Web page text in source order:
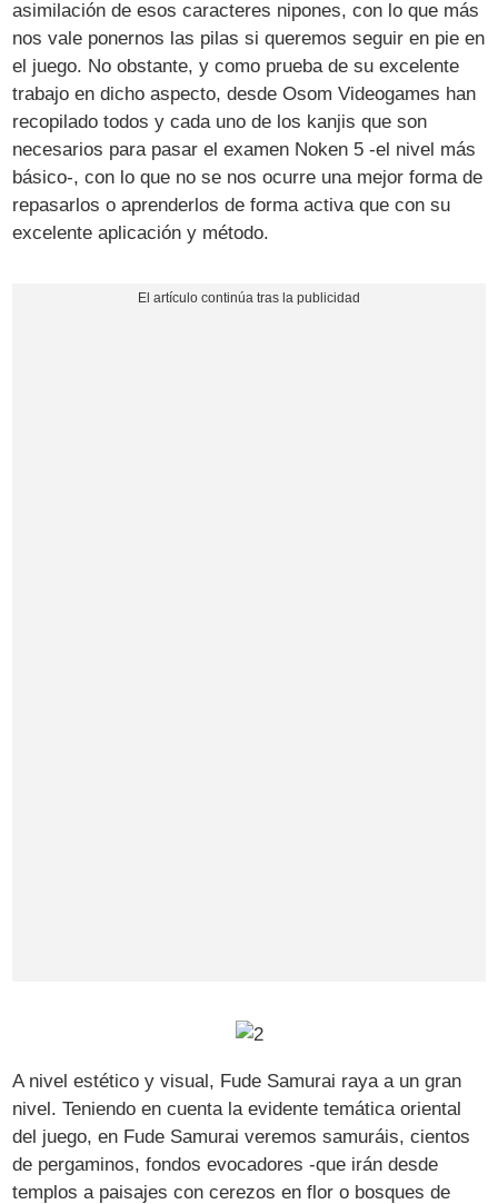
asimilación de esos caracteres nipones, con lo que más
nos vale ponernos las pilas si queremos seguir en pie en
el juego. No obstante, y como prueba de su excelente
trabajo en dicho aspecto, desde Osom Videogames han
recopilado todos y cada uno de los kanjis que son
necesarios para pasar el examen Noken 5 -el nivel más
básico-, con lo que no se nos ocurre una mejor forma de
repasarlos o aprenderlos de forma activa que con su
excelente aplicación y método.
A nivel estético y visual, Fude Samurai raya a un gran
nivel. Teniendo en cuenta la evidente temática oriental
del juego, en Fude Samurai veremos samuráis, cientos
de pergaminos, fondos evocadores -que irán desde
templos a paisajes con cerezos en flor o bosques de